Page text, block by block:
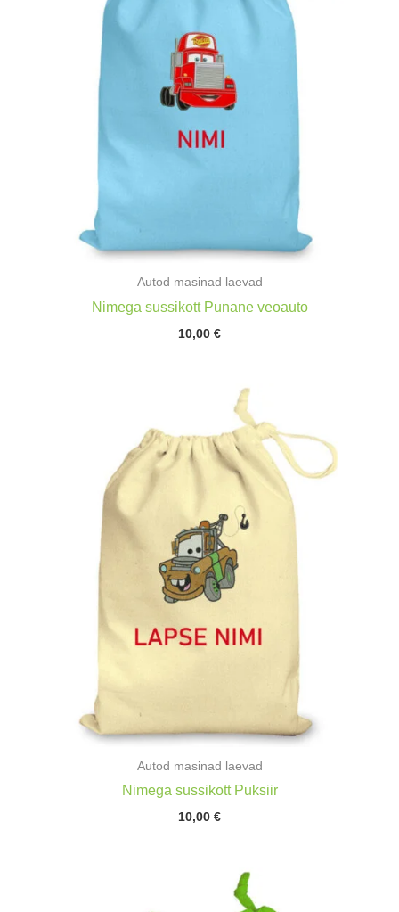
Autod masinad laevad
Nimega sussikott Punane veoauto
10,00 €
Autod masinad laevad
Nimega sussikott Puksiir
10,00 €